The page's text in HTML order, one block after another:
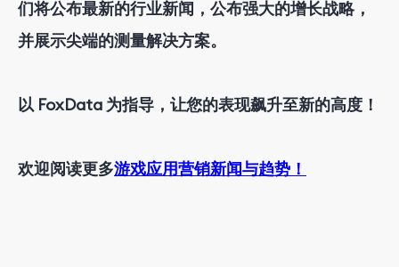
们将公布最新的行业新闻，公布强大的增长战略，
并展示尖端的测量解决方案。
以 FoxData 为指导，让您的表现飙升至新的高度！
欢迎阅读更多游戏应用营销新闻与趋势！